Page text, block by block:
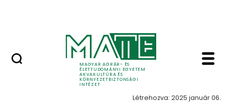
MAGYAR AGRÁR- ÉS
ÉLETTUDOMÁNYI EGYETEM
AKVAKULTÚRA ÉS
KÖRNYEZETBIZTONSÁGI
INTÉZET
Horgászvízkezelő-
Felnőttképzések
Létrehozva: 2025 január 06.